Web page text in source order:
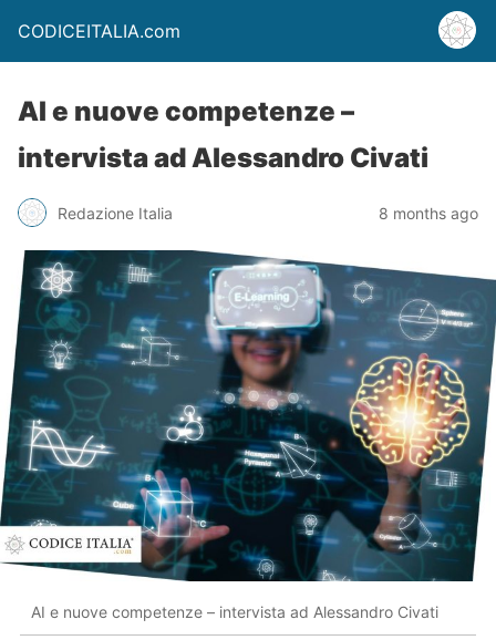
CODICEITALIA.com
AI e nuove competenze –
intervista ad Alessandro Civati
Redazione Italia 8 months ago
AI e nuove competenze – intervista ad Alessandro Civati